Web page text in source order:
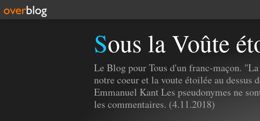
Sous la Voûte
Le Blog pour Tous d'un franc-maçon.
notre coeur et la voute étoilée au dessus
Emmanuel Kant Les pseudonymes ne
les commentaires. (4.11.2018)